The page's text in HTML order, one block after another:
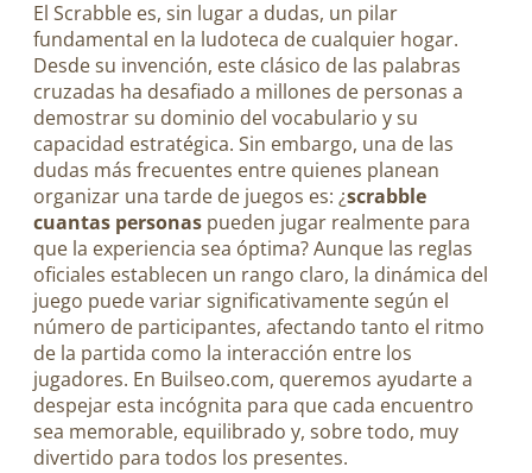
El Scrabble es, sin lugar a dudas, un pilar
fundamental en la ludoteca de cualquier hogar.
Desde su invención, este clásico de las palabras
cruzadas ha desafiado a millones de personas a
demostrar su dominio del vocabulario y su
capacidad estratégica. Sin embargo, una de las
dudas más frecuentes entre quienes planean
organizar una tarde de juegos es: ¿scrabble
cuantas personas pueden jugar realmente para
que la experiencia sea óptima? Aunque las reglas
oficiales establecen un rango claro, la dinámica del
juego puede variar significativamente según el
número de participantes, afectando tanto el ritmo
de la partida como la interacción entre los
jugadores. En Builseo.com, queremos ayudarte a
despejar esta incógnita para que cada encuentro
sea memorable, equilibrado y, sobre todo, muy
divertido para todos los presentes.